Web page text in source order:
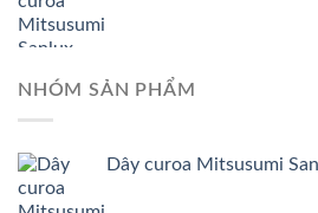
NHÓM SẢN PHẨM
Dây curoa Mitsusumi